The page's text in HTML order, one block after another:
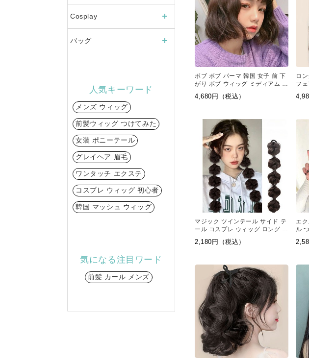
ボブ ボブ パーマ 韓国 女子 前 下
がり ボブ ウィッグ ミディアム シ
4,680円（税込）
ロ
フ
マジック ツインテール サイド テ
ール コスプレ ウィッグ ロング ウ
2,180円（税込）
エ
ル
Cosplay
バッグ
人気キーワード
メンズ ウィッグ
前髪ウィッグ つけてみた
女装 ポニーテール
グレイヘア 眉毛
ワンタッチ エクステ
コスプレ ウィッグ 初心者
韓国 マッシュ ウィッグ
気になる注目ワード
前髪 カール メンズ